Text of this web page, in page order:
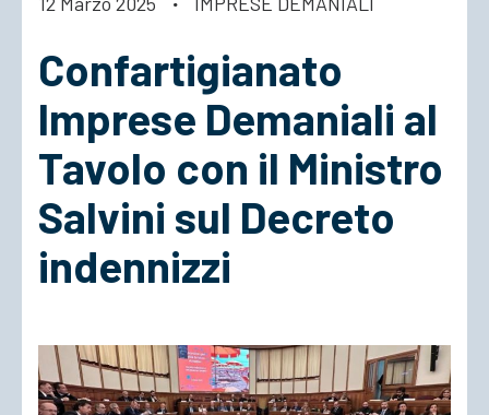
Cosa Facciamo
Confartigianato
Imprese Demaniali al
Tavolo con il Ministro
Salvini sul Decreto
indennizzi